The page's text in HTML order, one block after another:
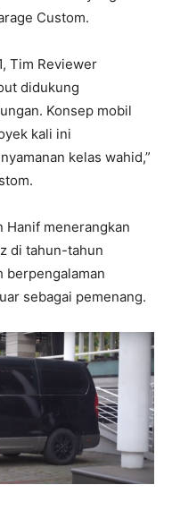
Custom.
Tim Reviewer
didukung
Konsep mobil
kali ini
kelas wahid,”
Hanif menerangkan
di tahun-tahun
berpengalaman
sebagai pemenang.